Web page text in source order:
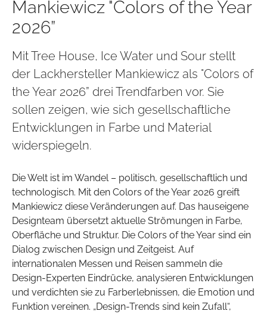
Mankiewicz "Colors of the Year
2026”
Mit Tree House, Ice Water und Sour stellt
der Lackhersteller Mankiewicz als "Colors of
the Year 2026” drei Trendfarben vor. Sie
sollen zeigen, wie sich gesellschaftliche
Entwicklungen in Farbe und Material
widerspiegeln.
Die Welt ist im Wandel – politisch, gesellschaftlich und
technologisch. Mit den Colors of the Year 2026 greift
Mankiewicz diese Veränderungen auf. Das hauseigene
Designteam übersetzt aktuelle Strömungen in Farbe,
Oberfläche und Struktur. Die Colors of the Year sind ein
Dialog zwischen Design und Zeitgeist. Auf
internationalen Messen und Reisen sammeln die
Design-Experten Eindrücke, analysieren Entwicklungen
und verdichten sie zu Farberlebnissen, die Emotion und
Funktion vereinen. „Design-Trends sind kein Zufall“,